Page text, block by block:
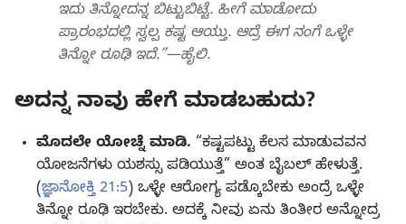
ಇದು ತಿನ್ನೋದನ್ನ ಬಿಟ್ಟುಬಿಟ್ಟೆ. ಹೀಗೆ ಮಾಡೋದು
ಪ್ರಾರಂಭದಲ್ಲಿ ಸ್ವಲ್ಪ ಕಷ್ಟ ಆಯ್ತು. ಆದ್ರೆ ಈಗ ನಂಗೆ ಒಳ್ಳೇ
ತಿನ್ನೋ ರೂಢಿ ಇದೆ.”—ಹೈಲಿ.
ಅದನ್ನ ನಾವು ಹೇಗೆ ಮಾಡಬಹುದು?
ಮೊದಲೇ ಯೋಚ್ನೆ ಮಾಡಿ. “ಕಷ್ಟಪಟ್ಟು ಕೆಲಸ ಮಾಡುವವನ
ಯೋಜನೆಗಳು ಯಶಸ್ಸು ಪಡಿಯುತ್ತೆ” ಅಂತ ಬೈಬಲ್‌ ಹೇಳುತ್ತೆ.
(ಜ್ಞಾನೋಕ್ತಿ 21:5) ಒಳ್ಳೇ ಆರೋಗ್ಯ ಪಡ್ಕೊಬೇಕು ಅಂದ್ರೆ ಒಳ್ಳೇ
ತಿನ್ನೋ ರೂಢಿ ಇರಬೇಕು. ಅದಕ್ಕೆ ನೀವು ಏನು ತಿಂತೀರ ಅನ್ನೋದ್ರ